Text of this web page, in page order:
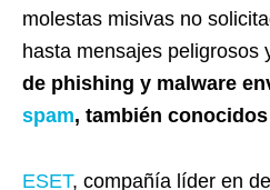
molestas misivas no
hasta mensajes peligrosos
de phishing y malware
spam, también
ESET, compañía líder en